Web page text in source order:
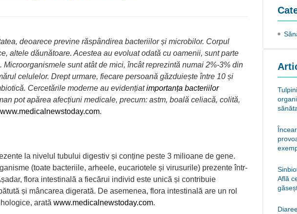
deoarece previne răspândirea bacteriilor și microbilor. Corpul
altele dăunătoare. Acestea au evoluat odată cu oamenii, sunt parte
sunt atât de mici, încât reprezintă numai 2%-3% din
celulelor. Drept urmare, fiecare persoană găzduiește între 10 și
Cercetările moderne au evidențiatimportanța bacteriilor
pot apărea afecțiuni medicale, precum: astm, boală celiacă, colită,
www.medicalnewstoday.com.
la nivelul tubului digestiv și conține peste 3 milioane de gene.
(toate bacteriile, arheele, eucariotele și virusurile) prezente într-
flora intestinală a fiecărui individ este unică și contribuie
și mâncarea digerată. De asemenea, flora intestinală are un rol
arată www.medicalnewstoday.com.
Află